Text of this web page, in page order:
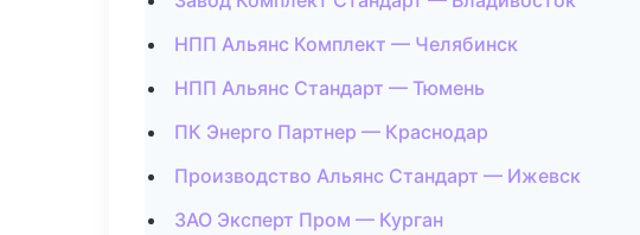
НПП Альянс Комплект — Челябинск
НПП Альянс Стандарт — Тюмень
ПК Энерго Партнер — Краснодар
Производство Альянс Стандарт — Ижевск
ЗАО Эксперт Пром — Курган